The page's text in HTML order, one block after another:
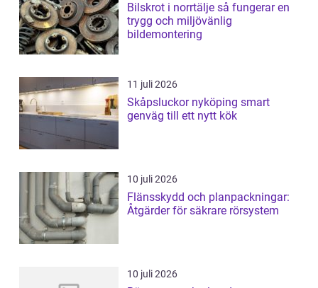
Bilskrot i norrtälje så fungerar en
trygg och miljövänlig
bildemontering
11 juli 2026
Skåpsluckor nyköping smart
genväg till ett nytt kök
10 juli 2026
Flänsskydd och planpackningar:
Åtgärder för säkrare rörsystem
10 juli 2026